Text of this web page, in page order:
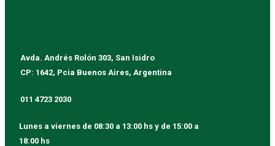
Avda. Andrés Rolón 303, San Isidro
CP: 1642, Pcia Buenos Aires, Argentina
011 4723 2030
Lunes a viernes de 08:30 a 13:00 hs y de 15:00 a
18:00 hs